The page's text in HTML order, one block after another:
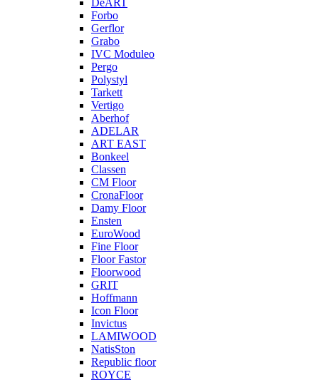
DeART
Forbo
Gerflor
Grabo
IVC Moduleo
Pergo
Polystyl
Tarkett
Vertigo
Aberhof
ADELAR
ART EAST
Bonkeel
Classen
CM Floor
CronaFloor
Damy Floor
Ensten
EuroWood
Fine Floor
Floor Fastor
Floorwood
GRIT
Hoffmann
Icon Floor
Invictus
LAMIWOOD
NatisSton
Republic floor
ROYCE